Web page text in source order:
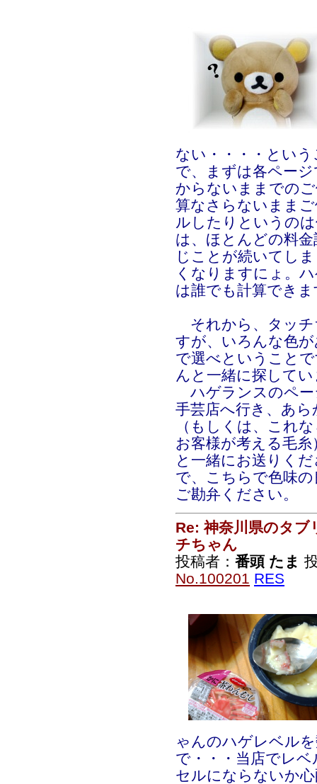
ない・・・・とい
で、まずは各ペー
からないままでの
算なさらないまま
ルしたりというの
は、ほとんどの料
じことが続いてし
くなりますにょ。
は誰でも計算できま
それから、タッチ
すが、いろんな色
で選べということ
んと一緒に探して
ハゲランスのペー
手芸店へ行き、あ
（もしくは、これ
お客様が考える毛
と一緒にお送りく
で、こちらで色味
ご勘弁ください。
Re: 神奈川県のタ
チちゃん
投稿者： 番頭 たま
No.100201 RES
ゃんのハゲレベル
で・・・当店でレ
セルにならないか